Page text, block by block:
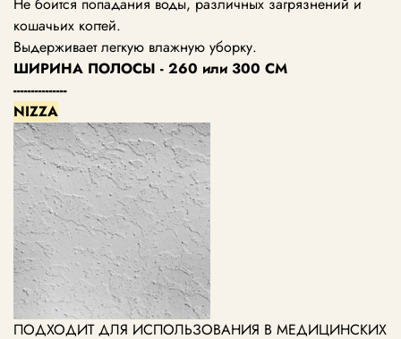
Не боится попадания воды, различных загрязнений и
кошачьих когтей.
Выдерживает легкую влажную уборку.
ШИРИНА ПОЛОСЫ - 260 или 300 СМ
---------------
NIZZA
ПОДХОДИТ ДЛЯ ИСПОЛЬЗОВАНИЯ В МЕДИЦИНСКИХ